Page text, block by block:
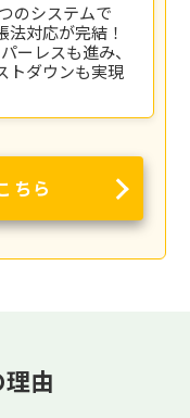
のシステムで
法対応が完結！
ーレスも進み、
トダウンも実現
ちら
由